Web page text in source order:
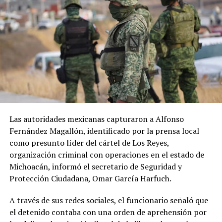
una manera más avanzada en comparación con alguien
que habla un solo idioma. Las personas que hablan
distintos idiomas tienen diversas culturas, y
dependiendo de la cultura se piensa de manera
diferente. Y por ende, tienen mayor recepción al
conocimiento y el aprendizaje.
Fuentes: El Planeta Boston Latino Daily y Conexiones
RELATED TOPICS:
UP NEXT
El riesgo para los amparados por TPS en las próximas
elecciones presidenciales en Estados Unidos
DON'T MISS
Repunte récord de covid-19 en Europa y Estados Unidos
Las autoridades mexicanas capturaron a Alfonso
Fernández Magallón, identificado por la prensa local
como presunto líder del cártel de Los Reyes,
organización criminal con operaciones en el estado de
Michoacán, informó el secretario de Seguridad y
Protección Ciudadana, Omar García Harfuch.
A través de sus redes sociales, el funcionario señaló que
el detenido contaba con una orden de aprehensión por